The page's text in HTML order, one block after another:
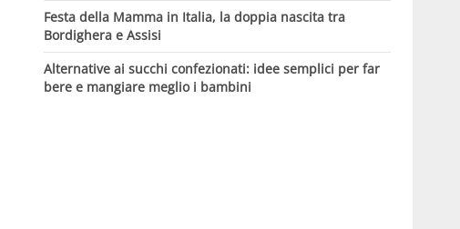
Festa della Mamma in Italia, la doppia nascita tra
Bordighera e Assisi
Alternative ai succhi confezionati: idee semplici per far
bere e mangiare meglio i bambini